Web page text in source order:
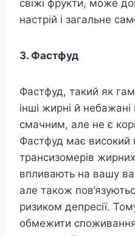
свіжі фрукти, може
настрій і загальне
3. Фастфуд
Фастфуд, такий як
інші жирні й
смачним, але не є
Фастфуд має високий
трансизомерів жирних
впливають на вашу
але також
ризиком депресії.
обмежити